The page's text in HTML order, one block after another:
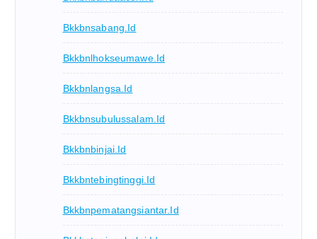
Bkkbnsabang.id
Bkkbnlhokseumawe.id
Bkkbnlangsa.id
Bkkbnsubulussalam.id
Bkkbnbinjai.id
Bkkbntebingtinggi.id
Bkkbnpematangsiantar.id